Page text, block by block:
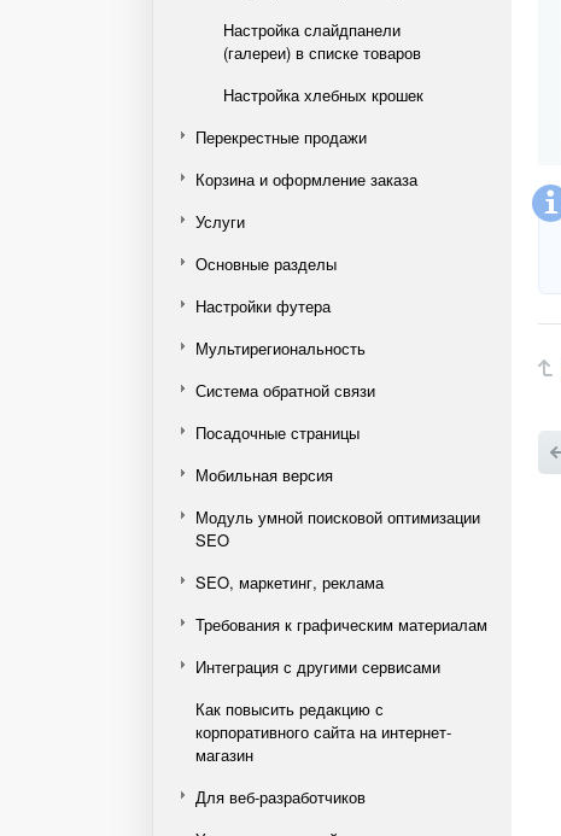
Настройка слайдпанели
(галереи) в списке товаров
Настройка хлебных крошек
Перекрестные продажи
Корзина и оформление заказа
Услуги
Основные разделы
Настройки футера
Мультирегиональность
Система обратной связи
Посадочные страницы
Мобильная версия
Модуль умной поисковой оптимизации
SEO
SEO, маркетинг, реклама
Требования к графическим материалам
Интеграция с другими сервисами
Как повысить редакцию с
корпоративного сайта на интернет-
магазин
Для веб-разработчиков